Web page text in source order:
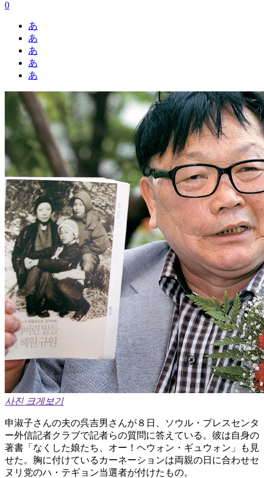
0
あ
あ
あ
あ
あ
사진 크게보기
申淑子さんの夫の呉吉男さんが８日、ソウル・プレスセンタ
ー外信記者クラブで記者らの質問に答えている。彼は自身の
著書「なくした娘たち、オー！ヘウォン・ギュウォン」も見
せた。胸に付けているカーネーションは両親の日に合わせセ
ヌリ党のハ・テギョン当選者が付けたもの。